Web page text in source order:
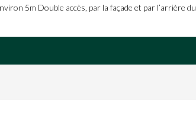
5m Double accès, par la façade et par l’arrière du